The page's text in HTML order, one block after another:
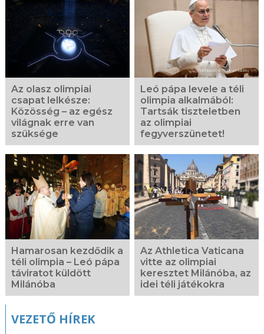
Az olasz olimpiai
csapat lelkésze:
Közösség – az egész
világnak erre van
szüksége
Leó pápa levele a téli
olimpia alkalmából:
Tartsák tiszteletben
az olimpiai
fegyverszünetet!
Hamarosan kezdődik a
téli olimpia – Leó pápa
táviratot küldött
Milánóba
Az Athletica Vaticana
vitte az olimpiai
keresztet Milánóba, az
idei téli játékokra
VEZETŐ HÍREK